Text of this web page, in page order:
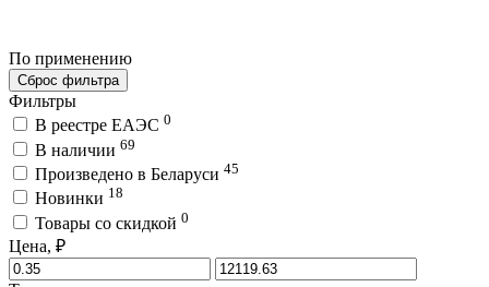
По применению
Сброс фильтра
Фильтры
В реестре ЕАЭС 0
В наличии 69
Произведено в Беларуси 45
Новинки 18
Товары со скидкой 0
Цена, ₽